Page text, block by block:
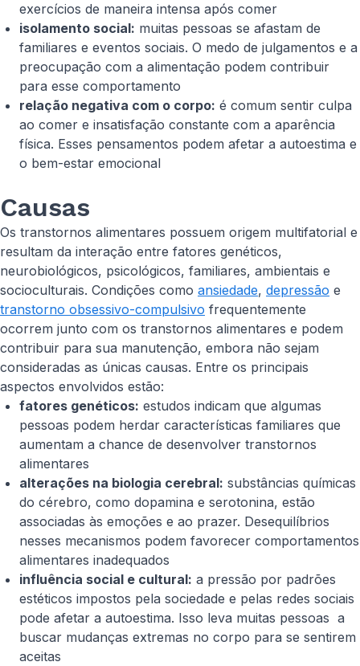
exercícios de maneira intensa após comer
isolamento social: muitas pessoas se afastam de
familiares e eventos sociais. O medo de julgamentos e a
preocupação com a alimentação podem contribuir
para esse comportamento
relação negativa com o corpo: é comum sentir culpa
ao comer e insatisfação constante com a aparência
física. Esses pensamentos podem afetar a autoestima e
o bem-estar emocional
Causas
Os transtornos alimentares possuem origem multifatorial e
resultam da interação entre fatores genéticos,
neurobiológicos, psicológicos, familiares, ambientais e
socioculturais. Condições como ansiedade, depressão e
transtorno obsessivo-compulsivo frequentemente
ocorrem junto com os transtornos alimentares e podem
contribuir para sua manutenção, embora não sejam
consideradas as únicas causas. Entre os principais
aspectos envolvidos estão:
fatores genéticos: estudos indicam que algumas
pessoas podem herdar características familiares que
aumentam a chance de desenvolver transtornos
alimentares
alterações na biologia cerebral: substâncias químicas
do cérebro, como dopamina e serotonina, estão
associadas às emoções e ao prazer. Desequilíbrios
nesses mecanismos podem favorecer comportamentos
alimentares inadequados
influência social e cultural: a pressão por padrões
estéticos impostos pela sociedade e pelas redes sociais
pode afetar a autoestima. Isso leva muitas pessoas a
buscar mudanças extremas no corpo para se sentirem
aceitas